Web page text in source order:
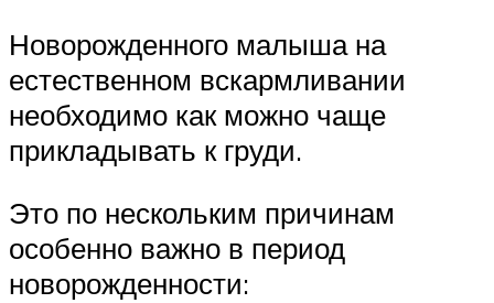
Новорожденного малыша на
естественном вскармливании
необходимо как можно чаще
прикладывать к груди.
Это по нескольким причинам
особенно важно в период
новорожденности: